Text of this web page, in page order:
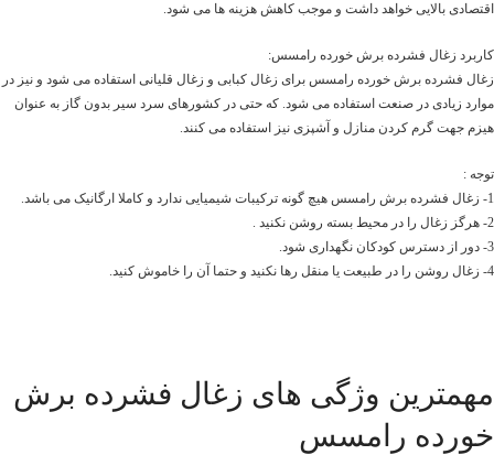
اقتصادی بالایی خواهد داشت و موجب کاهش هزینه ها می شود.
کاربرد زغال فشرده برش خورده رامسس:
زغال فشرده برش خورده رامسس برای زغال کبابی و زغال قلیانی استفاده می شود و نیز در
موارد زیادی در صنعت استفاده می شود. که حتی در کشورهای سرد سیر بدون گاز به عنوان
هیزم جهت گرم کردن منازل و آشپزی نیز استفاده می کنند.
توجه :
1- زغال فشرده برش رامسس هیچ گونه ترکیبات شیمیایی ندارد و کاملا ارگانیک می باشد.
2- هرگز زغال را در محیط بسته روشن نکنید .
3- دور از دسترس کودکان نگهداری شود.
4- زغال روشن را در طبیعت یا منقل رها نکنید و حتما آن را خاموش کنید.
مهمترین وژگی های زغال فشرده برش
خورده رامسس